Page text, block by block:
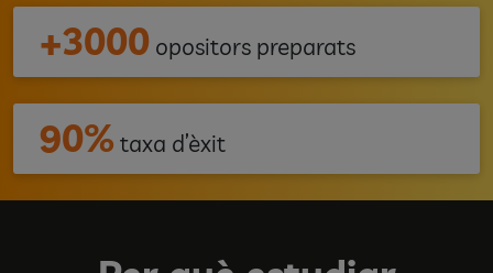
+3000 opositors preparats
90% taxa d’èxit